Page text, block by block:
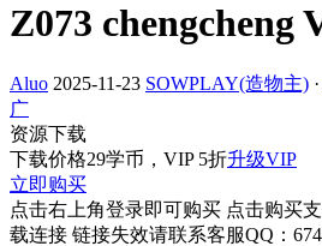
Z073 chengcheng
Aluo 2025-11-23 SOWPLAY(造物主) ·
广
资源下载
下载价格29学币，VIP 5折升级VIP
立即购买
点击右上角登录即可购买 点击购买
载连接 链接失效请联系客服QQ：